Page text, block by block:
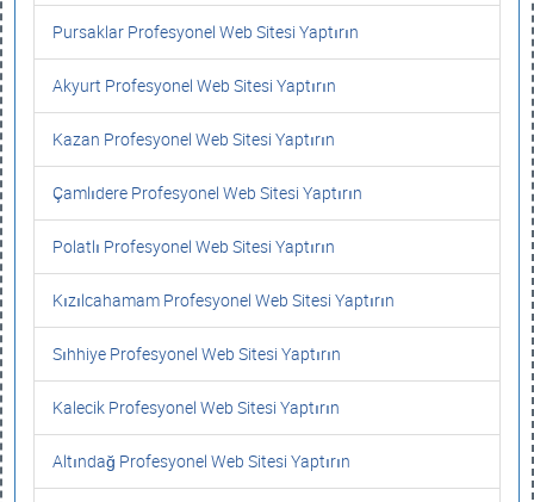
Pursaklar Profesyonel Web Sitesi Yaptırın
Akyurt Profesyonel Web Sitesi Yaptırın
Kazan Profesyonel Web Sitesi Yaptırın
Çamlıdere Profesyonel Web Sitesi Yaptırın
Polatlı Profesyonel Web Sitesi Yaptırın
Kızılcahamam Profesyonel Web Sitesi Yaptırın
Sıhhiye Profesyonel Web Sitesi Yaptırın
Kalecik Profesyonel Web Sitesi Yaptırın
Altındağ Profesyonel Web Sitesi Yaptırın